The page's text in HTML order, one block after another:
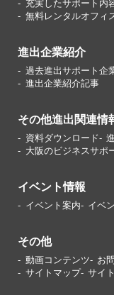
充実したサポート内
無料レンタルオフィ
進出企業紹介
過去進出サポート企
進出企業紹介記事
その他進出関連情
資料ダウンロード
大阪のビジネスサポ
イベント情報
イベント案内 イベ
その他
動画コンテンツ お
サイトマップ
サイ